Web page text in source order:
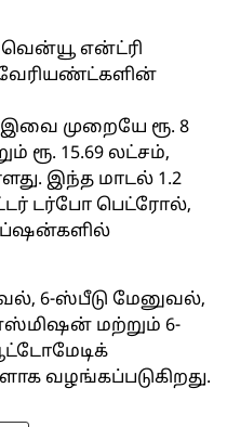
என்ட்ரி
முறையே ரூ. 8
ரூ. 15.69 லட்சம்,
இந்த மாடல் 1.2
டர்போ பெட்ரோல்,
6-ஸ்பீடு மேனுவல்,
மற்றும் 6-
வழங்கப்படுகிறது.